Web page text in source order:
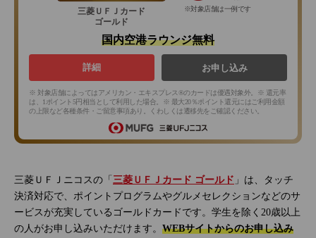
三菱ＵＦＪカード
ゴールド
※対象店舗は一例です
国内空港ラウンジ無料
詳細 お申し込み
※ 対象店舗によってはアメリカン・エキスプレス®のカードは優遇対象外。※ 還元率
は、1ポイント5円相当として利用した場合。※ 最大20％ポイント還元にはご利用金額
の上限など各種条件・ご留意事項あり。くわしくは遷移先をご確認ください。
三菱ＵＦＪニコスの「 三菱ＵＦＪカード ゴールド 」は、タッチ
決済対応で、ポイントプログラムやグルメセレクションなどのサ
ービスが充実しているゴールドカードです。学生を除く20歳以上
の人がお申し込みいただけます。 WEBサイトからのお申し込み